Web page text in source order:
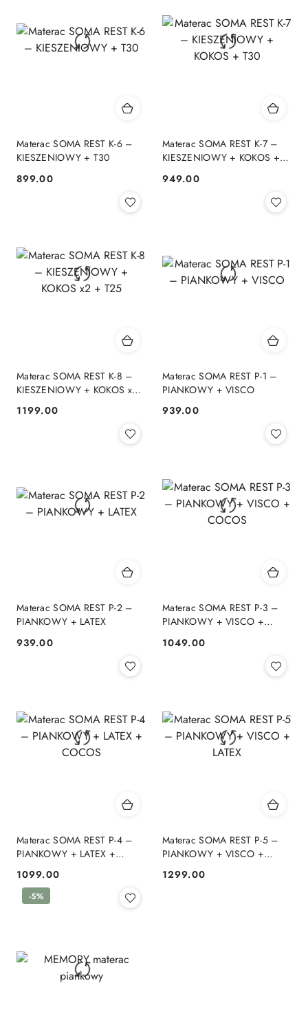
Materac SOMA REST K-6 –
KIESZENIOWY + T30
Cena:
899.00
Materac SOMA REST K-7 –
KIESZENIOWY + KOKOS +
Cena:
949.00
Materac SOMA REST K-8 –
KIESZENIOWY + KOKOS x2
Cena:
1199.00
Materac SOMA REST P-1 –
PIANKOWY + VISCO
Cena:
939.00
Materac SOMA REST P-2 –
PIANKOWY + LATEX
Cena:
939.00
Materac SOMA REST P-3 –
PIANKOWY + VISCO +
Cena:
1049.00
Materac SOMA REST P-4 –
PIANKOWY + LATEX +
Cena:
1099.00
Materac SOMA REST P-5 –
PIANKOWY + VISCO +
Cena:
1299.00
-5%